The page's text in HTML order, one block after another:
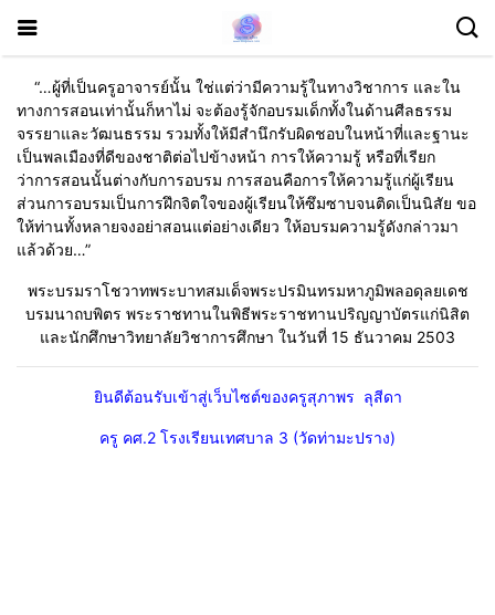
“…ผู้ที่เป็นครูอาจารย์นั้น ใช่แต่ว่ามีความรู้ในทางวิชาการ และใน
ทางการสอนเท่านั้นก็หาไม่ จะต้องรู้จักอบรมเด็กทั้งในด้านศีลธรรม
จรรยาและวัฒนธรรม รวมทั้งให้มีสำนึกรับผิดชอบในหน้าที่และฐานะ
เป็นพลเมืองที่ดีของชาติต่อไปข้างหน้า การให้ความรู้ หรือที่เรียก
ว่าการสอนนั้นต่างกับการอบรม การสอนคือการให้ความรู้แก่ผู้เรียน
ส่วนการอบรมเป็นการฝึกจิตใจของผู้เรียนให้ซึมซาบจนติดเป็นนิสัย ขอ
ให้ท่านทั้งหลายจงอย่าสอนแต่อย่างเดียว ให้อบรมความรู้ดังกล่าวมา
แล้วด้วย…”
พระบรมราโชวาทพระบาทสมเด็จพระปรมินทรมหาภูมิพลอดุลยเดช
บรมนาถบพิตร พระราชทานในพิธีพระราชทานปริญญาบัตรแก่นิสิต
และนักศึกษาวิทยาลัยวิชาการศึกษา ในวันที่ 15 ธันวาคม 2503
ยินดีต้อนรับเข้าสู่เว็บไซต์ของครูสุภาพร ลุสีดา
ครู คศ.2 โรงเรียนเทศบาล 3 (วัดท่ามะปราง)